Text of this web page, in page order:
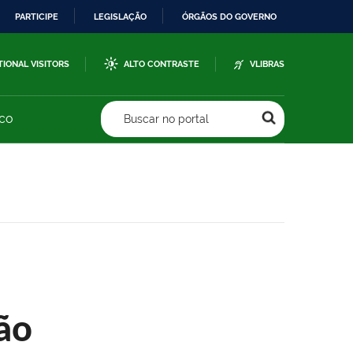
PARTICIPE LEGISLAÇÃO ÓRGÃOS DO GOVERNO
VISITORS ALTO CONTRASTE VLIBRAS
Buscar no portal